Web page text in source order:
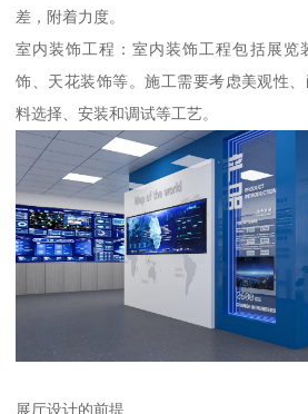
差，附着力度。
室内装饰工程：室内装饰工程包括展览
饰、天花装饰等。施工需要考虑美观性
料选择、安装和调试等工艺。
展厅设计的前提